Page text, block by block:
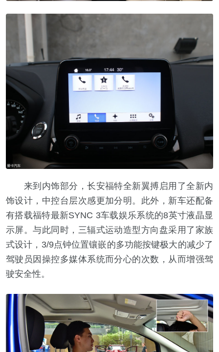
来到内饰部分，长安福特全新翼搏启用了全新内
饰设计，中控台层次感更加分明。此外，新车还配备
有搭载福特最新SYNC 3车载娱乐系统的8英寸液晶显
示屏。与此同时，三辐式运动造型方向盘采用了家族
式设计，3/9点钟位置镶嵌的多功能按键极大的减少了
驾驶员因操控多媒体系统而分心的次数，从而增强驾
驶安全性。